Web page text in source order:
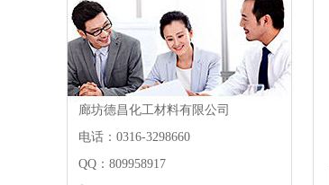
廊坊德昌化工材料有限公司
电话：0316-3298660
QQ：809958917